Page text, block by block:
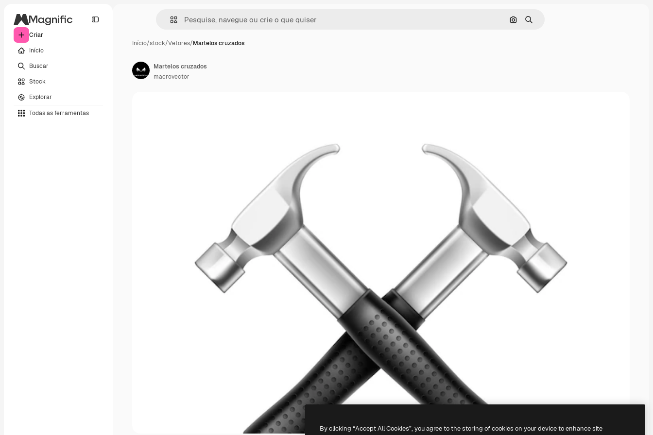
Criar
Início
Buscar
Stock
Explorar
Todas as ferramentas
Pesquisar por imagem
Buscar
Início/stock/Vetores/Martelos cruzados
Martelos cruzados
macrovector
By clicking “Accept All Cookies”, you agree to the storing of cookies on your device to enhance site